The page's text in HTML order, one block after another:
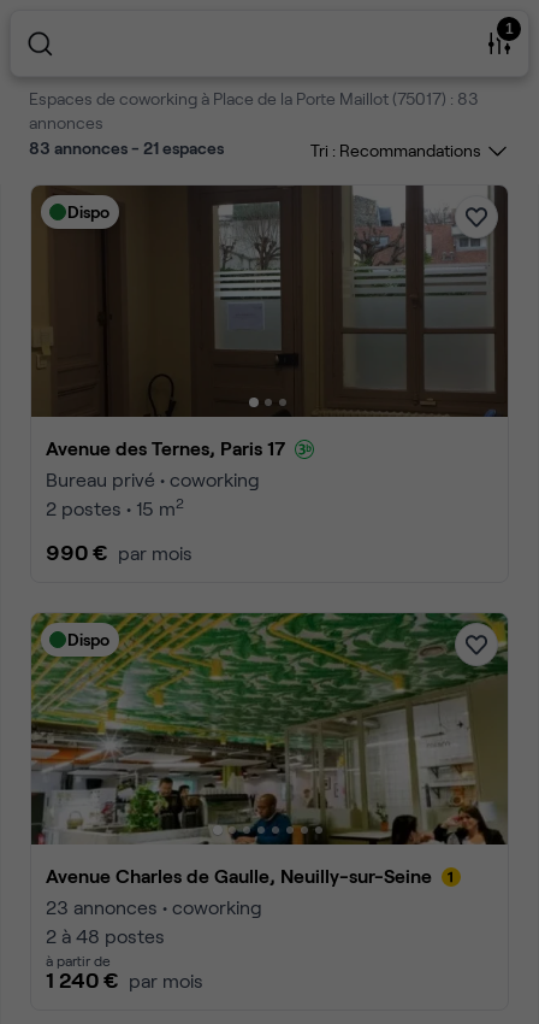
1
Espaces de coworking à Place de la Porte Maillot (75017) : 83
annonces
83 annonces - 21 espaces
Tri :
Dispo
Avenue des Ternes, Paris 17
Bureau privé • coworking
2 postes • 15 m2
990 € par mois
Dispo
Avenue Charles de Gaulle, Neuilly-sur-Seine
23 annonces • coworking
2 à 48 postes
à partir de
1 240 € par mois